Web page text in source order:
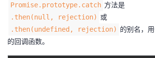
Promise.prototype.catch 方法是
.then(null, rejection) 或
.then(undefined, rejection) 的别名，
的回调函数。